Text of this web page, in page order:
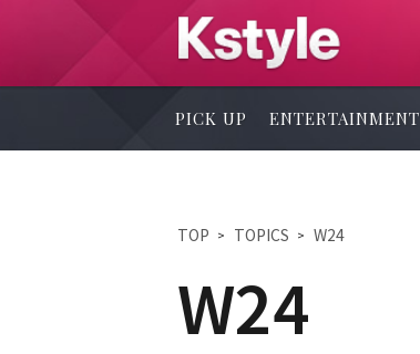
PICK UP ENTERTAINMENT
TOP TOPICS W24
W24